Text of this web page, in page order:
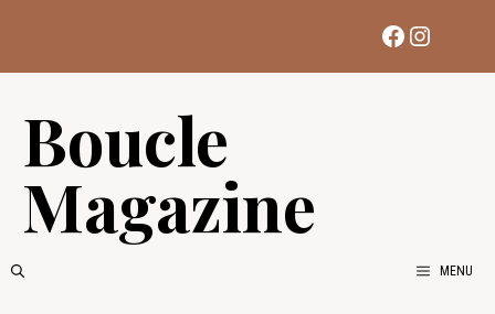
contenu
Facebook
Boucle
Magazine
MENU